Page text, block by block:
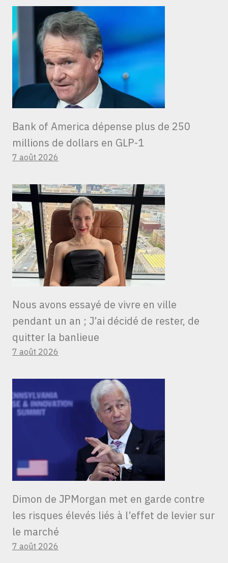
Bank of America dépense plus de 250
millions de dollars en GLP-1
7 août 2026
Nous avons essayé de vivre en ville
pendant un an ; J’ai décidé de rester, de
quitter la banlieue
7 août 2026
Dimon de JPMorgan met en garde contre
les risques élevés liés à l’effet de levier sur
le marché
7 août 2026